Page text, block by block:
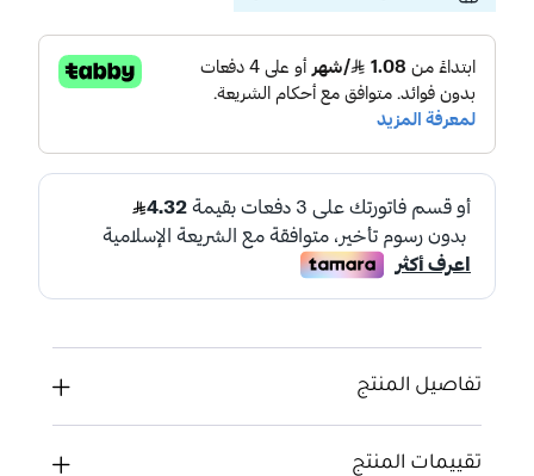
تفاصيل المنتج
تقييمات المنتج